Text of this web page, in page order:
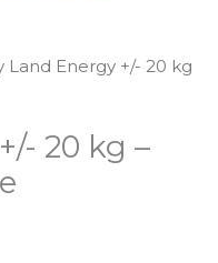
Land Energy +/- 20 kg
20 kg –